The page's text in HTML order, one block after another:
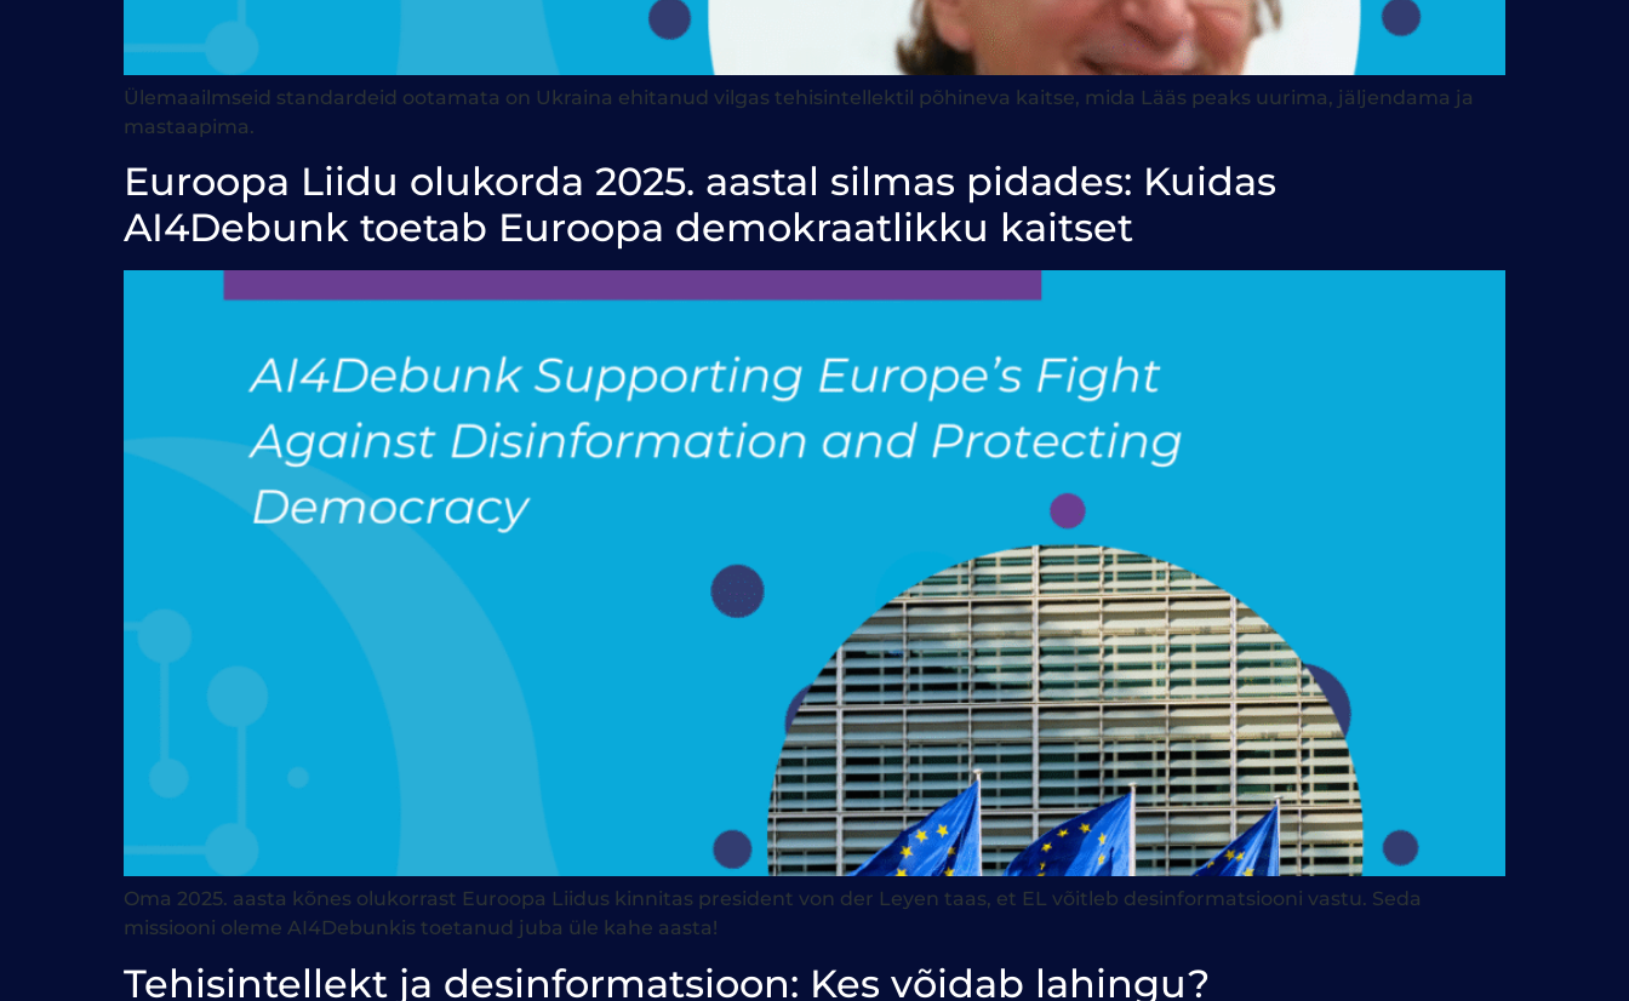
Ülemaailmseid standardeid ootamata on Ukraina ehitanud vilgas tehisintellektil põhineva kaitse, mida Lääs peaks uurima, jäljendama ja
mastaapima.
Euroopa Liidu olukorda 2025. aastal silmas pidades: Kuidas
AI4Debunk toetab Euroopa demokraatlikku kaitset
Oma 2025. aasta kõnes olukorrast Euroopa Liidus kinnitas president von der Leyen taas, et EL võitleb desinformatsiooni vastu. Seda
missiooni oleme AI4Debunkis toetanud juba üle kahe aasta!
Tehisintellekt ja desinformatsioon: Kes võidab lahingu?